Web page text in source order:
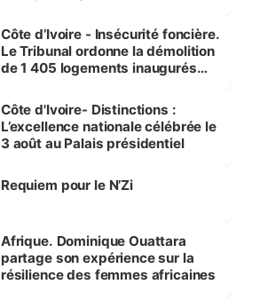
Côte d’Ivoire - Insécurité foncière.
Le Tribunal ordonne la démolition
de 1 405 logements inaugurés
Bassam
Côte d'Ivoire- Distinctions :
L’excellence nationale célébrée le
3 août au Palais présidentiel
Requiem pour le N’Zi
Afrique. Dominique Ouattara
partage son expérience sur la
résilience des femmes africaines